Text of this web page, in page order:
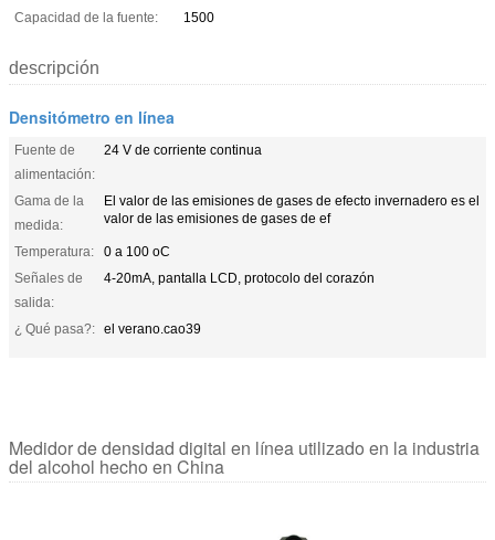
Capacidad de la fuente:
1500
descripción
Densitómetro en línea
Fuente de
alimentación:
24 V de corriente continua
Gama de la
medida:
El valor de las emisiones de gases de efecto invernadero es el
valor de las emisiones de gases de ef
Temperatura:
0 a 100 oC
Señales de
salida:
4-20mA, pantalla LCD, protocolo del corazón
¿ Qué pasa?: el verano.cao39
Medidor de densidad digital en línea utilizado en la industria
del alcohol hecho en China